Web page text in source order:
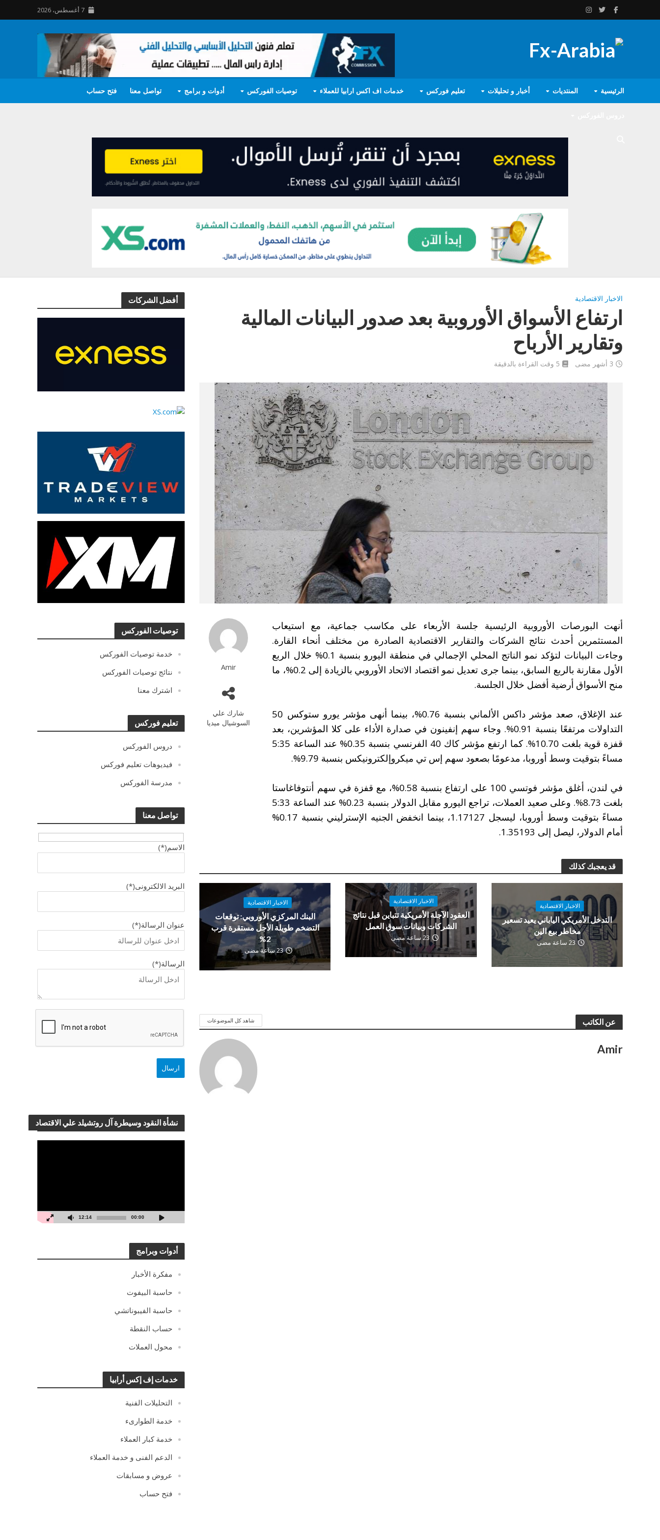
7 أغسطس، 2026
الرئيسية المنتديات أخبار و تحليلات تعليم فوركس خدمات اف اكس ارابيا للعملاء توصيات الفوركس أدوات و برامج تواصل معنا فتح حساب
أفضل الشركات
توصيات الفوركس
خدمة توصيات الفوركس
نتائج توصيات الفوركس
اشترك معنا
تعليم فوركس
دروس الفوركس
فيديوهات تعليم فوركس
مدرسة الفوركس
تواصل معنا
الاسم(*)
البريد الالكترونى(*)
عنوان الرسالة(*)
الرسالة(*)
نشأة النقود وسيطرة آل روتشيلد علي الاقتصاد
00:00
12:14
أدوات وبرامج
مفكرة الأخبار
حاسبة البيفوت
حاسبة الفيبوناتشي
حساب النقطة
محول العملات
خدمات إف إكس أرابيا
التحليلات الفنية
خدمة الطوارىء
خدمة كبار العملاء
الدعم الفنى و خدمة العملاء
عروض و مسابقات
فتح حساب
الاخبار الاقتصادية
ارتفاع الأسواق الأوروبية بعد صدور البيانات المالية
وتقارير الأرباح
3 أشهر مضى 5 وقت القراءة بالدقيقة
Amir
شارك علي
السوشيال ميديا
أنهت البورصات الأوروبية الرئيسية جلسة الأربعاء على مكاسب جماعية، مع استيعاب
المستثمرين أحدث نتائج الشركات والتقارير الاقتصادية الصادرة من مختلف أنحاء القارة.
وجاءت البيانات لتؤكد نمو الناتج المحلي الإجمالي في منطقة اليورو بنسبة 0.1% خلال الربع
الأول مقارنة بالربع السابق، بينما جرى تعديل نمو اقتصاد الاتحاد الأوروبي بالزيادة إلى 0.2%، ما
منح الأسواق أرضية أفضل خلال الجلسة.
عند الإغلاق، صعد مؤشر داكس الألماني بنسبة 0.76%، بينما أنهى مؤشر يورو ستوكس 50
التداولات مرتفعًا بنسبة 0.91%. وجاء سهم إنفينون في صدارة الأداء على كلا المؤشرين، بعد
قفزة قوية بلغت 10.70%. كما ارتفع مؤشر كاك 40 الفرنسي بنسبة 0.35% عند الساعة 5:35
مساءً بتوقيت وسط أوروبا، مدعومًا بصعود سهم إس تي ميكروإلكترونيكس بنسبة 9.79%.
في لندن، أغلق مؤشر فوتسي 100 على ارتفاع بنسبة 0.58%، مع قفزة في سهم أنتوفاغاستا
بلغت 8.73%. وعلى صعيد العملات، تراجع اليورو مقابل الدولار بنسبة 0.23% عند الساعة 5:33
مساءً بتوقيت وسط أوروبا، ليسجل 1.17127، بينما انخفض الجنيه الإسترليني بنسبة 0.17%
أمام الدولار، ليصل إلى 1.35193.
قد يعجبك كذلك
الاخبار الاقتصادية
التدخل الأمريكي الياباني يعيد تسعير
مخاطر بيع الين
23 ساعة مضى
الاخبار الاقتصادية
العقود الآجلة الأمريكية تتباين قبل نتائج
الشركات وبيانات سوق العمل
23 ساعة مضى
الاخبار الاقتصادية
البنك المركزي الأوروبي: توقعات
التضخم طويلة الأجل مستقرة قرب
2%
23 ساعة مضى
عن الكاتب شاهد كل الموضوعات
Amir